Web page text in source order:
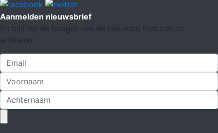
Aanmelden nieuwsbrief
En blijf op de hoogte van de nieuwste features en
artikelen